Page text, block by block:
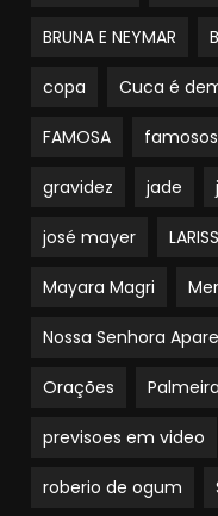
BRUNA E NEYMAR
copa Cuca é
FAMOSA famosos
gravidez jade
josé mayer
Mayara Magri
Nossa Senhora
Orações
previsoes em video
roberio de ogum